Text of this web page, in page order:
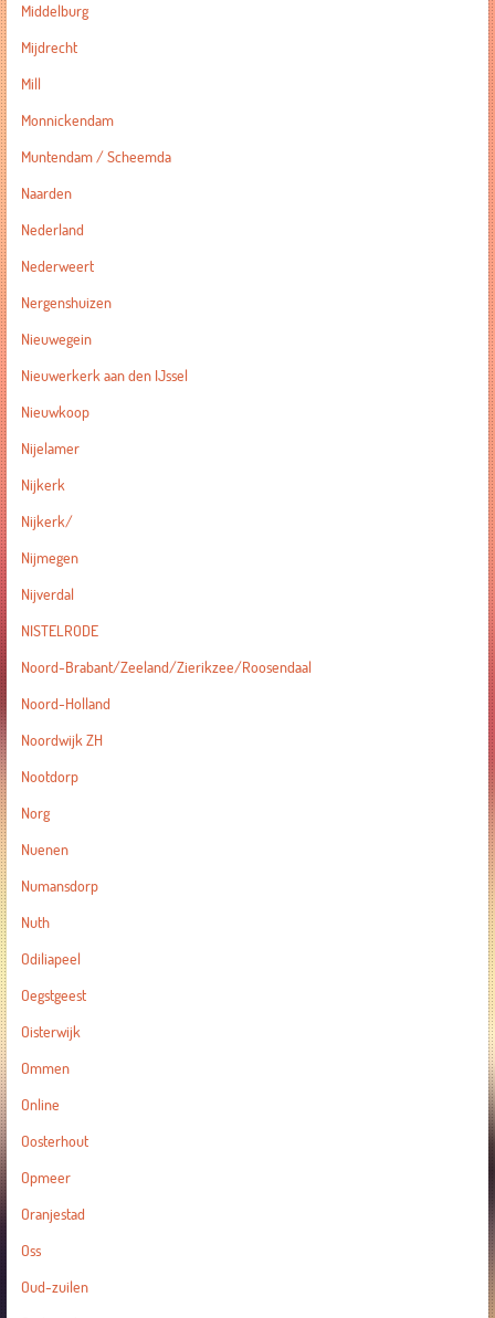
Middelburg
Mijdrecht
Mill
Monnickendam
Muntendam / Scheemda
Naarden
Nederland
Nederweert
Nergenshuizen
Nieuwegein
Nieuwerkerk aan den IJssel
Nieuwkoop
Nijelamer
Nijkerk
Nijkerk/
Nijmegen
Nijverdal
NISTELRODE
Noord-Brabant/Zeeland/Zierikzee/Roosendaal
Noord-Holland
Noordwijk ZH
Nootdorp
Norg
Nuenen
Numansdorp
Nuth
Odiliapeel
Oegstgeest
Oisterwijk
Ommen
Online
Oosterhout
Opmeer
Oranjestad
Oss
Oud-zuilen